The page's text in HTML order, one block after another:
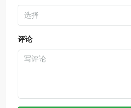
选择
评论